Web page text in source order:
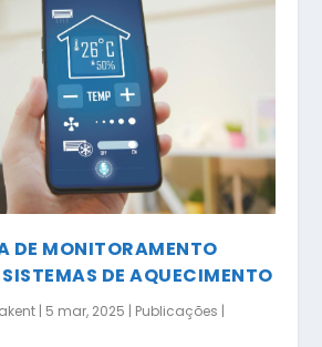
DE MONITORAMENTO
DE AQUECIMENTO
| 5 mar, 2025 | Publicações |